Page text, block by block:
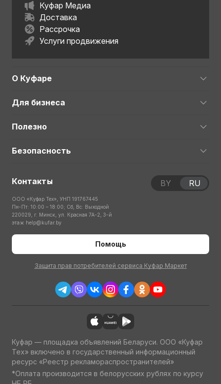
Куфар Медиа
Доставка
Рассрочка
Услуги продвижения
О Куфаре
Для бизнеса
Полезно
Безопасность
Контакты
ООО «Куфар Тех», УНП 191767445
Пн-Пт: 10:00 – 18:00; Сб, Вс: Выходной
220029, г. Минск, ул. Красная 7А-2, 3-й
этаж help@kufar.by
Помощь
Защита прав потребителей сервиса Куфар Маркет
BY RU
Куфар — площадка объявлений Беларуси. ООО «Куфар
Тех» включено в государственный информационный
ресурс «Реестр рекламораспространителей»
*Оплата производится в белорусских рублях по курсу